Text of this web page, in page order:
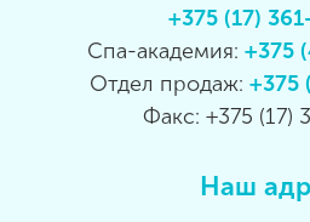
+375 (17)
Спа-академия: +375
Отдел продаж: +375
Факс: +375 (17)
Наш